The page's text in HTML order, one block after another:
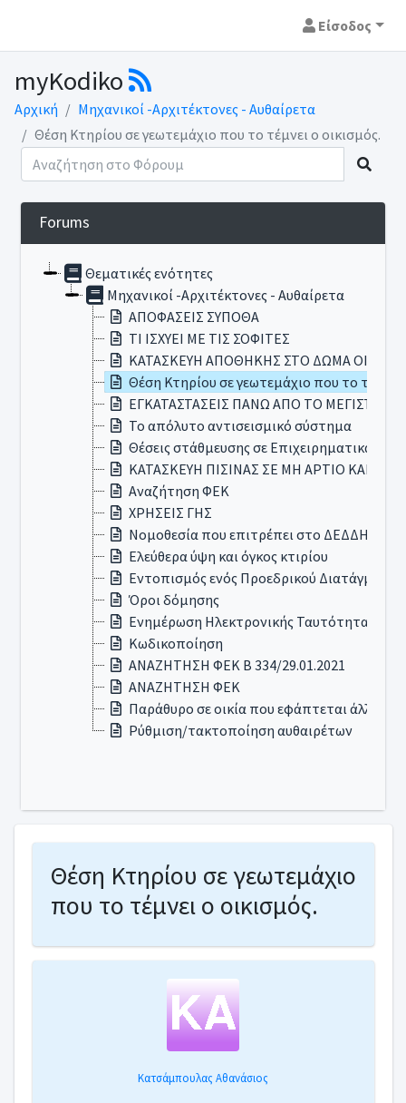
Είσοδος
myKodiko
Αρχική
Μηχανικοί -Αρχιτέκτονες - Αυθαίρετα
Θέση Κτηρίου σε γεωτεμάχιο που το τέμνει ο οικισμός.
Forums
Θεματικές ενότητες
Μηχανικοί -Αρχιτέκτονες - Αυθαίρετα
ΑΠΟΦΑΣΕΙΣ ΣΥΠΟΘΑ
ΤΙ ΙΣΧΥΕΙ ΜΕ ΤΙΣ ΣΟΦΙΤΕΣ
ΚΑΤΑΣΚΕΥΗ ΑΠΟΘΗΚΗΣ ΣΤΟ ΔΩΜΑ
Θέση Κτηρίου σε γεωτεμάχιο που το τέμνει
ΕΓΚΑΤΑΣΤΑΣΕΙΣ ΠΑΝΩ ΑΠΟ ΤΟ ΜΕΓΙΣΤΟ
Το απόλυτο αντισεισμικό σύστημα
Θέσεις στάθμευσης σε Επιχειρηματικά
ΚΑΤΑΣΚΕΥΗ ΠΙΣΙΝΑΣ ΣΕ ΜΗ ΑΡΤΙΟ ΚΑΙ
Αναζήτηση ΦΕΚ
ΧΡΗΣΕΙΣ ΓΗΣ
Νομοθεσία που επιτρέπει στο ΔΕΔΔΗΕ να
Ελεύθερα ύψη και όγκος κτιρίου
Εντοπισμός ενός Προεδρικού Διατάγματος
Όροι δόμησης
Ενημέρωση Ηλεκτρονικής Ταυτότητας
Κωδικοποίηση
ΑΝΑΖΗΤΗΣΗ ΦΕΚ Β 334/29.01.2021
ΑΝΑΖΗΤΗΣΗ ΦΕΚ
Παράθυρο σε οικία που εφάπτεται άλλου
Ρύθμιση/τακτοποίηση αυθαιρέτων
Θέση Κτηρίου σε γεωτεμάχιο
που το τέμνει ο οικισμός.
Κατσάμπουλας Αθανάσιος